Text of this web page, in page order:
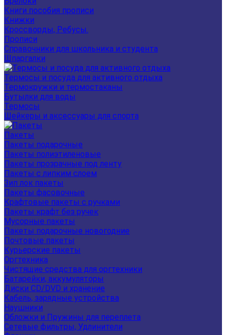
Книги пособия прописи
Книжки
Кроссворды, Ребусы.
Прописи
Справочники для школьника и студента
Шпаргалки
Термосы и посуда для активного отдыха
Термокружки и термостаканы
Бутылки для воды
Термосы
Шейкеры и аксессуары для спорта
Пакеты
Пакеты подарочные
Пакеты полиэтиленовые
Пакеты прозрачные под ленту
Пакеты с липким слоем
Зип лок пакеты
Пакеты фасовочные
Крафтовые пакеты с ручками
Пакеты крафт без ручек
Мусорные пакеты
Пакеты подарочные новогодние
Почтовые пакеты
Курьерские пакеты
Оргтехника
Чистящие средства для оргтехники
Батарейки, аккумуляторы
Диски CD/DVD и хранение
Кабель, зарядные устройства
Наушники
Обложки и Пружины для переплета
Сетевые фильтры, Удлинители